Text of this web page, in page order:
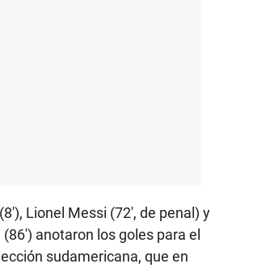
Lionel Messi (72′, de penal) y
anotaron los goles para el
sudamericana, que en